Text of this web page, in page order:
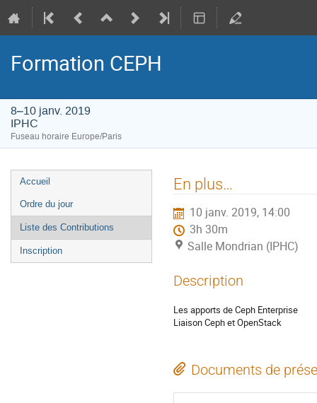
Formation CEPH
8–10 janv. 2019
IPHC
Fuseau horaire Europe/Paris
Menu
de
l'événement
Accueil
Ordre du jour
Liste des Contributions
Inscription
En plus…
10 janv. 2019, 14:00
3h 30m
Salle Mondrian (IPHC)
Description
Les apports de Ceph Enterprise
Liaison Ceph et OpenStack
Documents de